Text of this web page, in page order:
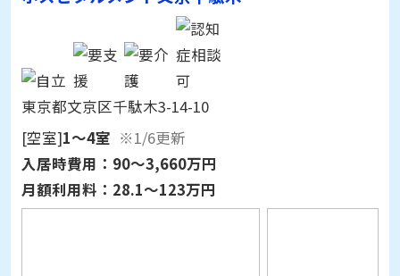
東京都文京区千駄木3-14-10
[空室]1～4室
※1/6更新
入居時費用： 90～3,660万円
月額利用料： 28.1～123万円